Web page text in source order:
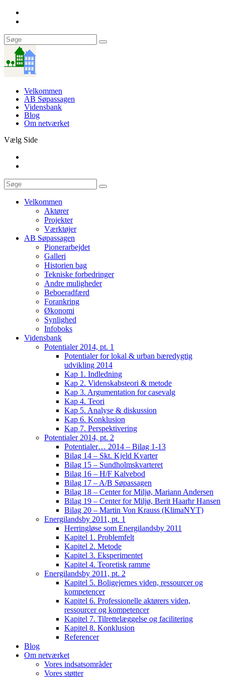
Velkommen
AB Søpassagen
Vidensbank
Blog
Om netværket
Vælg Side
Velkommen
Aktører
Projekter
Værktøjer
AB Søpassagen
Pionerarbejdet
Galleri
Historien bag
Tekniske forbedringer
Andre muligheder
Beboeradfærd
Forankring
Økonomi
Synlighed
Infoboks
Vidensbank
Potentialer 2014, pt. 1
Potentialer for lokal & urban bæredygtig
udvikling 2014
Kap 1. Indledning
Kap 2. Videnskabsteori & metode
Kap 3. Argumentation for casevalg
Kap 4. Teori
Kap 5. Analyse & diskussion
Kap 6. Konklusion
Kap 7. Perspektivering
Potentialer 2014, pt. 2
Potentialer… 2014 – Bilag 1-13
Bilag 14 – Skt. Kjeld Kvarter
Bilag 15 – Sundholmskvarteret
Bilag 16 – H/F Kalvebod
Bilag 17 – A/B Søpassagen
Bilag 18 – Center for Miljø, Mariann Andersen
Bilag 19 – Center for Miljø, Berit Haarhr Hansen
Bilag 20 – Martin Von Krauss (KlimaNYT)
Energilandsby 2011, pt. 1
Herringløse som Energilandsby 2011
Kapitel 1. Problemfelt
Kapitel 2. Metode
Kapitel 3. Eksperimentet
Kapitel 4. Teoretisk ramme
Energilandsby 2011, pt. 2
Kapitel 5. Boligejernes viden, ressourcer og
kompetencer
Kapitel 6. Professionelle aktørers viden,
ressourcer og kompetencer
Kapitel 7. Tilrettelæggelse og facilitering
Kapitel 8. Konklusion
Referencer
Blog
Om netværket
Vores indsatsområder
Vores støtter